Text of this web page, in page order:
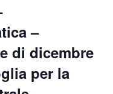
–
di dicembre
per la